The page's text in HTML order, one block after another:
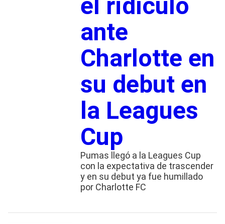
ante
Charlotte en
su debut en
la Leagues
Cup
Pumas llegó a la Leagues Cup
con la expectativa de trascender
y en su debut ya fue humillado
por Charlotte FC